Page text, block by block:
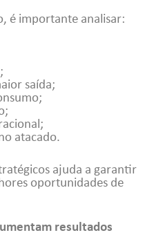
é importante analisar:
saída;
atacado.
ajuda a garantir
oportunidades de
resultados